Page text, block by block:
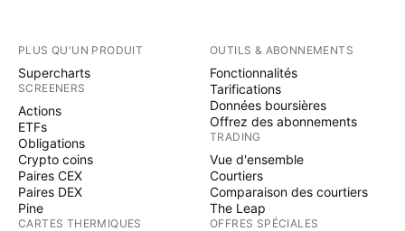
PLUS QU'UN PRODUIT
Supercharts
SCREENERS
Actions
ETFs
Obligations
Crypto coins
Paires CEX
Paires DEX
Pine
CARTES THERMIQUES
OUTILS & ABONNEMENTS
Fonctionnalités
Tarifications
Données boursières
Offrez des abonnements
TRADING
Vue d'ensemble
Courtiers
Comparaison des courtiers
The Leap
OFFRES SPÉCIALES